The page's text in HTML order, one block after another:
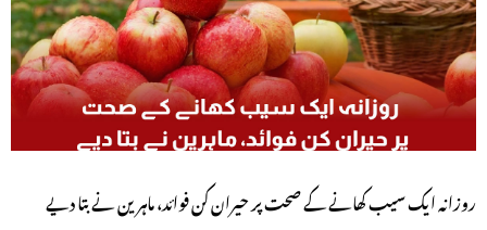
روزانہ ایک سیب کھانے کے صحت پر حیران کن فوائد، ماہرین نے بتا دیے